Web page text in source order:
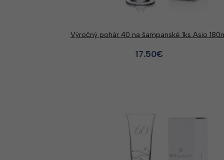
Výročný pohár 40 na šampanské 1ks Asio
17.50€